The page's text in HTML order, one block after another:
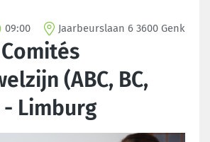
09:00 Jaarbeurslaan 6 3600 Genk
(ABC, BC,
- Limburg